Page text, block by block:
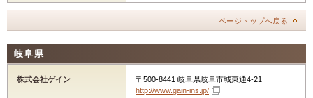
ページトップへ戻る
岐阜県
株式会社ゲイン
〒500-8441 岐阜県岐阜市城東通4-21
http://www.gain-ins.jp/